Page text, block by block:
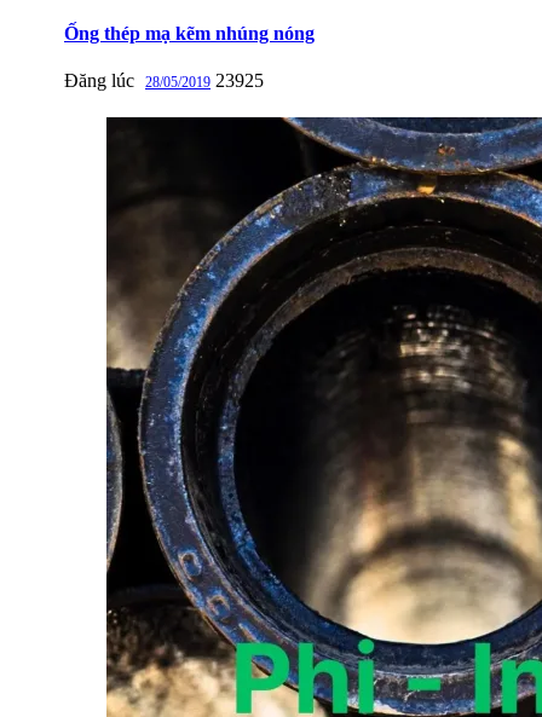
Ống thép mạ kẽm nhúng nóng
Đăng lúc 28/05/2019 23925